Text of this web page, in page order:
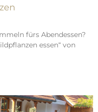
fürs Abendessen?
essen“ von